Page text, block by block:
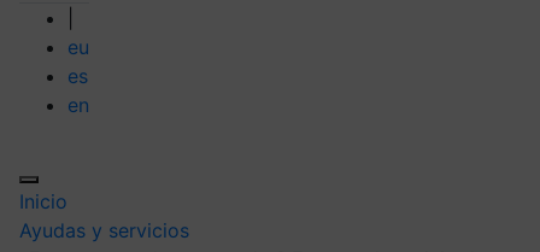
eu
es
en
Inicio
Ayudas y servicios